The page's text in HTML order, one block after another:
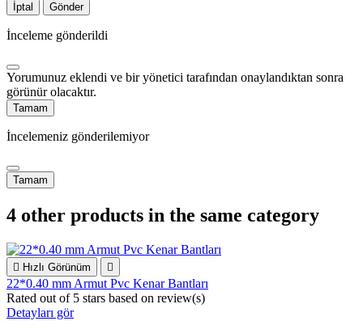
İptal Gönder
İnceleme gönderildi
Yorumunuz eklendi ve bir yönetici tarafından onaylandıktan sonra
görünür olacaktır.
Tamam
İncelemeniz gönderilemiyor
Tamam
4 other products in the same category
 Hızlı Görünüm 
22*0.40 mm Armut Pvc Kenar Bantları
Rated out of 5 stars based on review(s)
Detayları gör